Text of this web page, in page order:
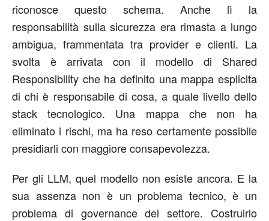
riconosce questo schema. Anche lì la
responsabilità sulla sicurezza era rimasta a lungo
ambigua, frammentata tra provider e clienti. La
svolta è arrivata con il modello di Shared
Responsibility che ha definito una mappa esplicita
di chi è responsabile di cosa, a quale livello dello
stack tecnologico. Una mappa chenon ha
eliminato i rischi, ma ha reso certamente possibile
presidiarli con maggioreconsapevolezza.
Per gli LLM, quel modello non esiste ancora. E la
sua assenza non è un problema tecnico, è un
problema di governance del settore. Costruirlo